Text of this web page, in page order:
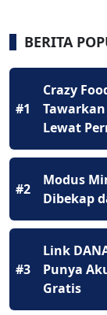
BERITA
#1
Crazy
Lewat
#2
Modus
Dibekap
#3
Link
Punya
Gratis